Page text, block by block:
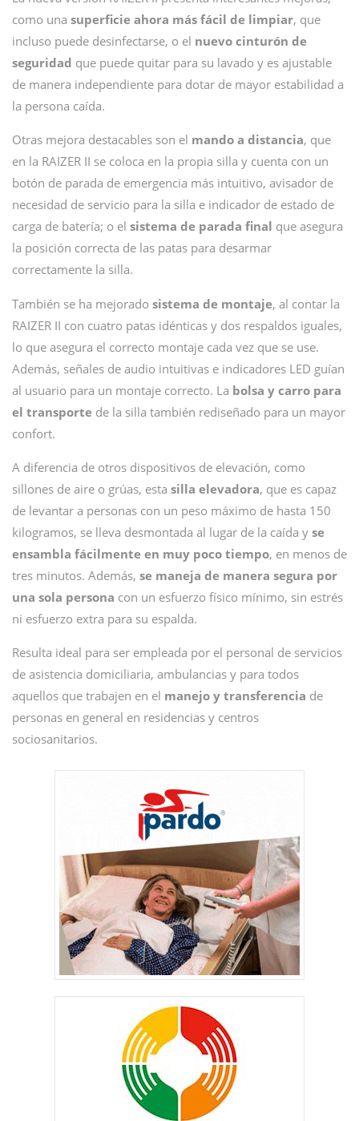
como una superficie ahora más fácil de limpiar, que
incluso puede desinfectarse, o el nuevo cinturón de
seguridad que puede quitar para su lavado y es ajustable
de manera independiente para dotar de mayor estabilidad a
la persona caída.
Otras mejora destacables son el mando a distancia, que
en la RAIZER II se coloca en la propia silla y cuenta con un
botón de parada de emergencia más intuitivo, avisador de
necesidad de servicio para la silla e indicador de estado de
carga de batería; o el sistema de parada final que asegura
la posición correcta de las patas para desarmar
correctamente la silla.
También se ha mejorado sistema de montaje, al contar la
RAIZER II con cuatro patas idénticas y dos respaldos iguales,
lo que asegura el correcto montaje cada vez que se use.
Además, señales de audio intuitivas e indicadores LED guían
al usuario para un montaje correcto. La bolsa y carro para
el transporte de la silla también rediseñado para un mayor
confort.
A diferencia de otros dispositivos de elevación, como
sillones de aire o grúas, esta silla elevadora, que es capaz
de levantar a personas con un peso máximo de hasta 150
kilogramos, se lleva desmontada al lugar de la caída y se
ensambla fácilmente en muy poco tiempo, en menos de
tres minutos. Además, se maneja de manera segura por
una sola persona con un esfuerzo físico mínimo, sin estrés
ni esfuerzo extra para su espalda.
Resulta ideal para ser empleada por el personal de servicios
de asistencia domiciliaria, ambulancias y para todos
aquellos que trabajen en el manejo y transferencia de
personas en general en residencias y centros
sociosanitarios.